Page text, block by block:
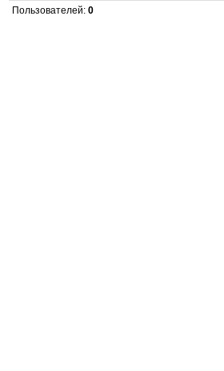
Пользователей: 0